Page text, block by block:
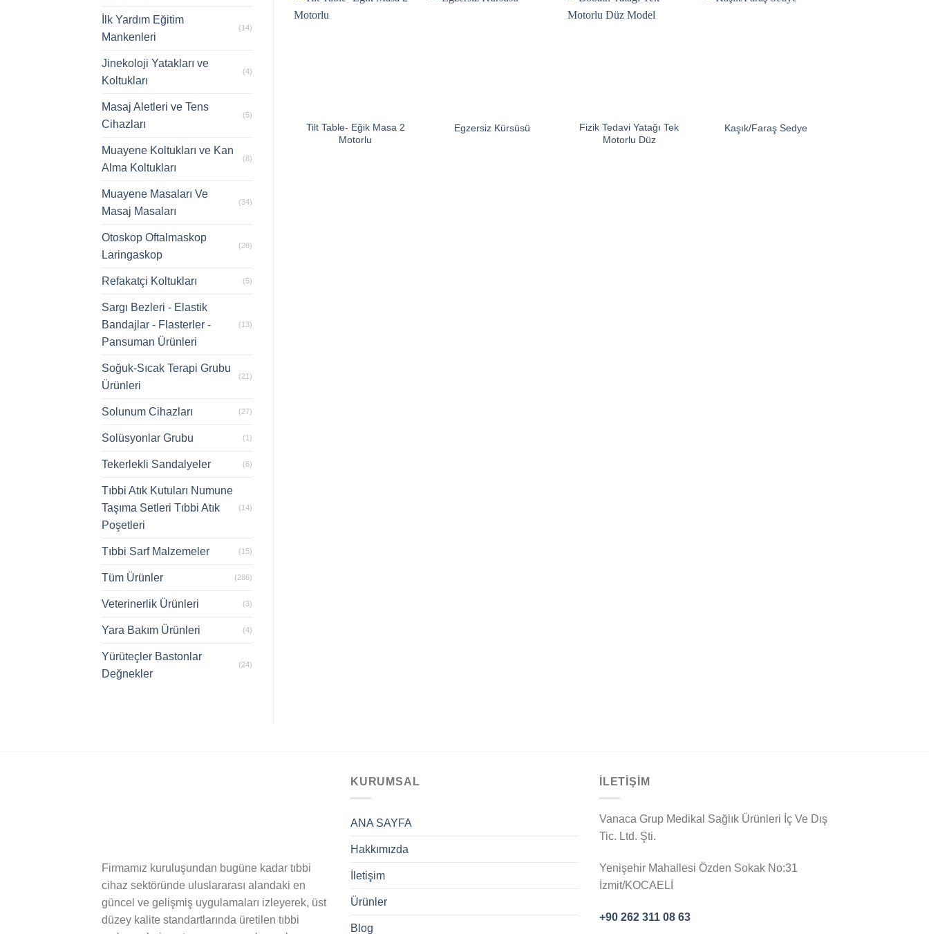
İlk Yardım Eğitim
Mankenleri
(14)
Jinekoloji Yatakları ve
Koltukları
(4)
Masaj Aletleri ve Tens
Cihazları
(5)
Muayene Koltukları ve Kan
Alma Koltukları
(8)
Muayene Masaları Ve
Masaj Masaları
(34)
Otoskop Oftalmaskop
Laringaskop
(28)
Refakatçi Koltukları (5)
Sargı Bezleri - Elastik
Bandajlar - Flasterler -
Pansuman Ürünleri
(13)
Soğuk-Sıcak Terapi Grubu
Ürünleri
(21)
Solunum Cihazları (27)
Solüsyonlar Grubu (1)
Tekerlekli Sandalyeler (6)
Tıbbi Atık Kutuları Numune
Taşıma Setleri Tıbbi Atık
Poşetleri
(14)
Tıbbi Sarf Malzemeler (15)
Tüm Ürünler (286)
Veterinerlik Ürünleri (3)
Yara Bakım Ürünleri (4)
Yürüteçler Bastonlar
Değnekler
(24)
Tilt Table- Eğik Masa 2
Motorlu
Egzersiz Kürsüsü
Fizik Tedavi Yatağı Tek
Motorlu Düz
Kaşık/Faraş Sedye
Firmamız kuruluşundan bugüne kadar tıbbi
cihaz sektöründe uluslararası alandaki en
güncel ve gelişmiş uygulamaları izleyerek, üst
düzey kalite standartlarında üretilen tıbbi
KURUMSAL
ANA SAYFA
Hakkımızda
İletişim
Ürünler
Blog
İLETİŞİM
Vanaca Grup Medikal Sağlık Ürünleri İç Ve Dış
Tic. Ltd. Şti.
Yenişehir Mahallesi Özden Sokak No:31
İzmit/KOCAELİ
+90 262 311 08 63